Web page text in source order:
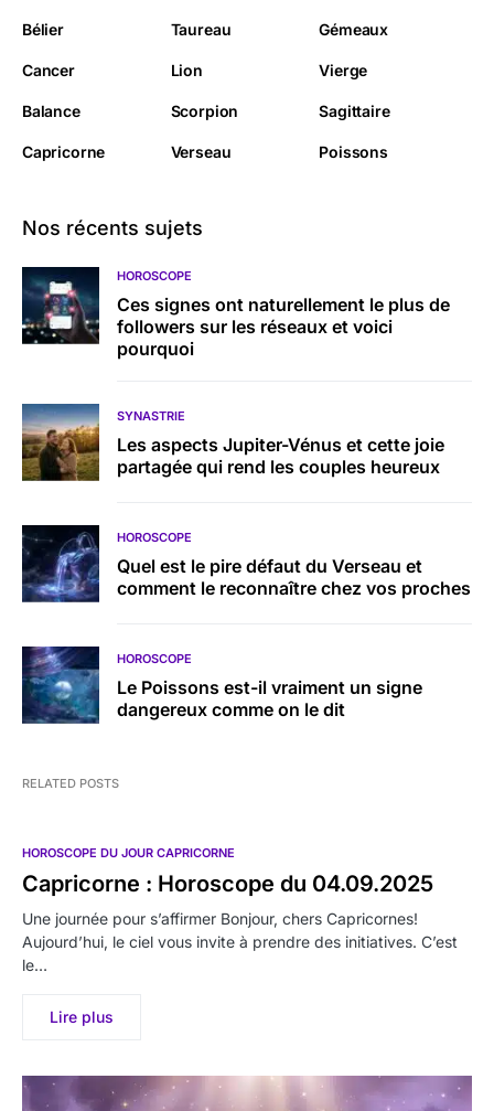
Bélier Taureau Gémeaux
Cancer Lion Vierge
Balance Scorpion Sagittaire
Capricorne Verseau Poissons
Nos récents sujets
HOROSCOPE
Ces signes ont naturellement le plus de
followers sur les réseaux et voici
pourquoi
SYNASTRIE
Les aspects Jupiter-Vénus et cette joie
partagée qui rend les couples heureux
HOROSCOPE
Quel est le pire défaut du Verseau et
comment le reconnaître chez vos proches
HOROSCOPE
Le Poissons est-il vraiment un signe
dangereux comme on le dit
RELATED POSTS
HOROSCOPE DU JOUR CAPRICORNE
Capricorne : Horoscope du 04.09.2025
Une journée pour s’affirmer Bonjour, chers Capricornes!
Aujourd’hui, le ciel vous invite à prendre des initiatives. C’est
le…
Lire plus